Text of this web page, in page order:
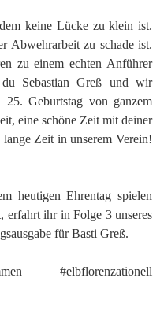
keine Lücke zu klein ist.
Abwehrarbeit zu schade ist.
zu einem echten Anführer
Sebastian Greß und wir
Geburtstag von ganzem
eine schöne Zeit mit deiner
Zeit in unserem Verein!
heutigen Ehrentag spielen
erfahrt ihr in Folge 3 unseres
für Basti Greß.
#elbflorenzationell